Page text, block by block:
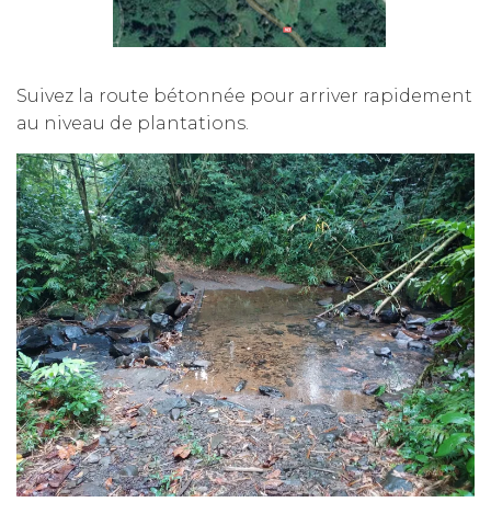
Suivez la route bétonnée pour arriver rapidement
au niveau de plantations.